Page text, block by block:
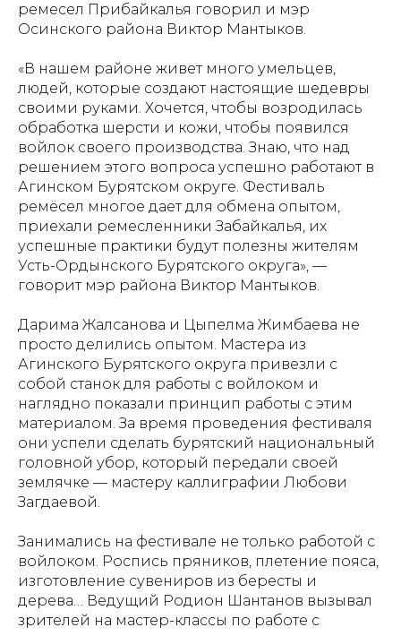
ремесел Прибайкалья говорил и мэр
Осинского района Виктор Мантыков.
«В нашем районе живет много умельцев,
людей, которые создают настоящие шедевры
своими руками. Хочется, чтобы возродилась
обработка шерсти и кожи, чтобы появился
войлок своего производства. Знаю, что над
решением этого вопроса успешно работают в
Агинском Бурятском округе. Фестиваль
ремёсел многое дает для обмена опытом,
приехали ремесленники Забайкалья, их
успешные практики будут полезны жителям
Усть-Ордынского Бурятского округа», —
говорит мэр района Виктор Мантыков.
Дарима Жалсанова и Цыпелма Жимбаева не
просто делились опытом. Мастера из
Агинского Бурятского округа привезли с
собой станок для работы с войлоком и
наглядно показали принцип работы с этим
материалом. За время проведения фестиваля
они успели сделать бурятский национальный
головной убор, который передали своей
землячке — мастеру каллиграфии Любови
Загдаевой.
Занимались на фестивале не только работой с
войлоком. Роспись пряников, плетение пояса,
изготовление сувениров из бересты и
дерева… Ведущий Родион Шантанов вызывал
зрителей на мастер-классы по работе с